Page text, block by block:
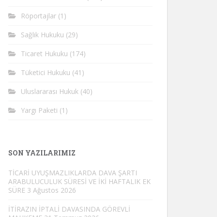
Röportajlar (1)
Sağlık Hukuku (29)
Ticaret Hukuku (174)
Tüketici Hukuku (41)
Uluslararası Hukuk (40)
Yargı Paketi (1)
SON YAZILARIMIZ
TİCARİ UYUŞMAZLIKLARDA DAVA ŞARTI
ARABULUCULUK SÜRESİ VE İKİ HAFTALIK EK
SÜRE 3 Ağustos 2026
İTİRAZIN İPTALİ DAVASINDA GÖREVLİ